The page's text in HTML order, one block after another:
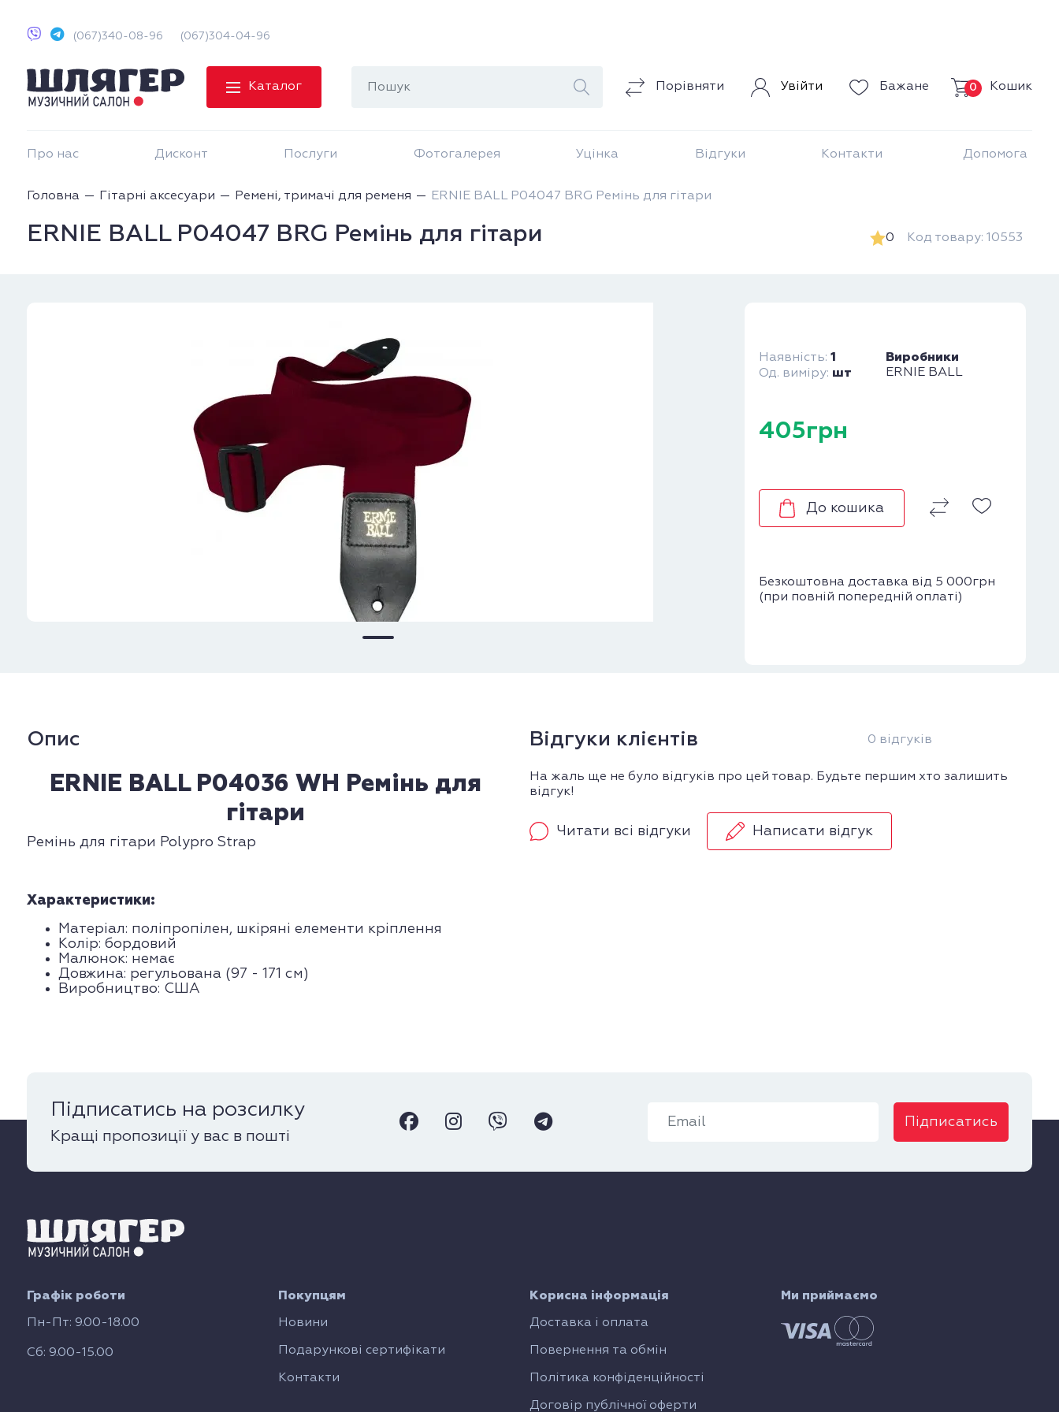
(067)340-08-96 (067)304-04-96
Каталог Порівняти Увійти Бажане Кошик
0
Про нас Дисконт Послуги Фотогалерея Уцінка Відгуки Контакти Допомога
Головна Гітарні аксесуари Ремені, тримачі для ременя ERNIE BALL P04047 BRG Ремінь для гітари
ERNIE BALL P04047 BRG Ремінь для гітари 0 Код товару: 10553
Наявність: 1
Од. виміру: шт
Виробники
ERNIE BALL
405грн
До кошика
Безкоштовна доставка від 5 000грн
(при повній попередній оплаті)
Опис
ERNIE BALL P04036 WH Ремінь для
гітари
Ремінь для гітари Polypro Strap
Характеристики:
Матеріал: поліпропілен, шкіряні елементи кріплення
Колір: бордовий
Малюнок: немає
Довжина: регульована (97 - 171 см)
Виробництво: США
Відгуки клієнтів 0 відгуків
На жаль ще не було відгуків про цей товар. Будьте першим хто залишить
відгук!
Читати всі відгуки Написати відгук
Підписатись на розсилку
Кращі пропозиції у вас в пошті
Підписатись
Графік роботи
Пн-Пт: 9.00-18.00
Сб: 9.00-15.00
Покупцям
Новини
Подарункові сертифікати
Контакти
Корисна інформація
Доставка і оплата
Повернення та обмін
Політика конфіденційності
Договір публічної оферти
Ми приймаємо